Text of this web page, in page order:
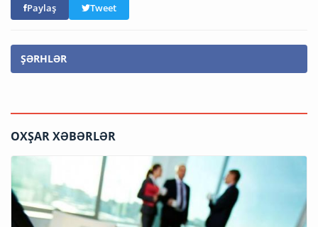
Paylaş Tweet
ŞƏRHLƏR
OXŞAR XƏBƏRLƏR